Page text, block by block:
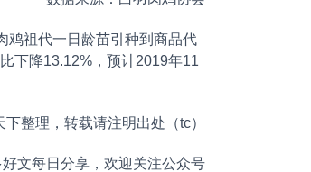
祖代一日龄苗引种到商品代
下降13.12%，预计2019年11
整理，转载请注明出处（tc）
文每日分享，欢迎关注公众号